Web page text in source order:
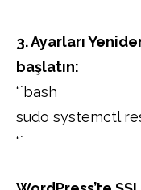
3. Ayarları
başlatın:
“`bash
sudo systemctl
“`